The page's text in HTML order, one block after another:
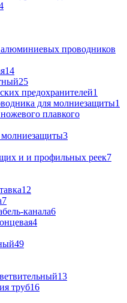
алюминиевых проводников
14
25
предохранителей1
для молниезащиты1
плавкого
молниезащиты3
и и профильных реек7
12
7
канала6
4
49
13
труб16